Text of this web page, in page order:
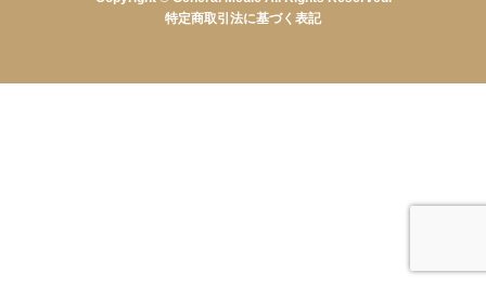
特定商取引法に基づく表記